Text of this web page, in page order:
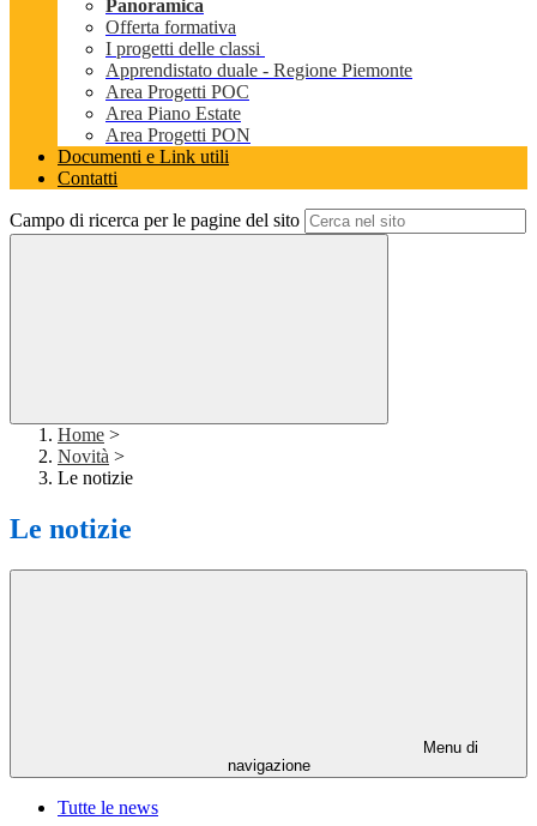
Panoramica
Offerta formativa
I progetti delle classi
Apprendistato duale - Regione Piemonte
Area Progetti POC
Area Piano Estate
Area Progetti PON
Documenti e Link utili
Contatti
Campo di ricerca per le pagine del sito
Home >
Novità >
Le notizie
Le notizie
Menu di
navigazione
Tutte le news